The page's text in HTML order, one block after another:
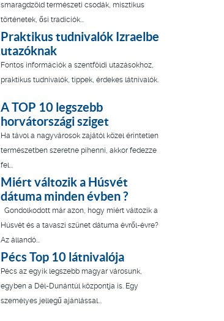
smaragdzöld természeti csodák, misztikus
történetek, ősi tradíciók...
Praktikus tudnivalók Izraelbe
utazóknak
Fontos információk a szentföldi utazásokhoz,
praktikus tudnivalók, tippek, érdekes látnivalók.
A TOP 10 legszebb
horvátországi sziget
Ha távol a nagyvárosok zajától közel érintetlen
természetben szeretne pihenni, akkor fedezze
fel...
Miért változik a Húsvét
dátuma minden évben ?
Gondolkodott már azon, hogy miért változik a
Húsvét és a tavaszi szünet dátuma évről-évre?
Az állandó...
Pécs Top 10 látnivalója
Pécs az egyik legszebb magyar városunk,
egyben a Dél-Dunántúl központja is. Egy
személyes jellegű ajánlással...